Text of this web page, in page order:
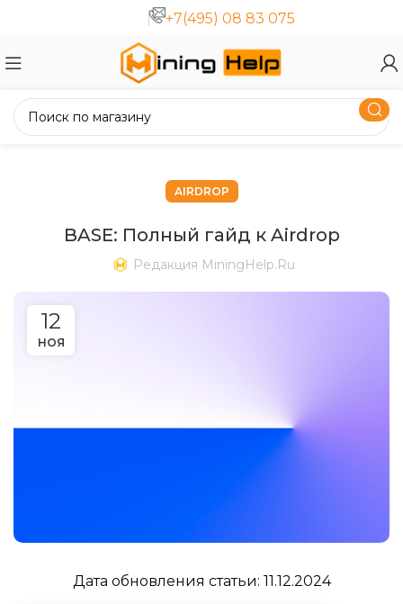
+7(495) 08 83 075
AIRDROP
BASE: Полный гайд к Airdrop
Редакция MiningHelp.ru
12
НОЯ
Дата обновления статьи: 11.12.2024